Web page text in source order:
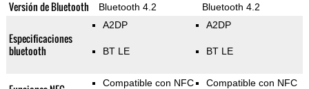
Versión de Bluetooth Bluetooth 4.2 Bluetooth 4.2
Especificaciones
bluetooth
A2DP
BT LE
A2DP
BT LE
Compatible con NFC Compatible con NFC